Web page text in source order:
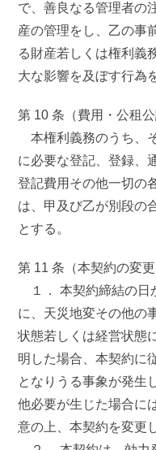
で、善良なる管理者の
産の管理をし、乙の事
る財産若しくは権利義
大な影響を及ぼす行為
第 10 条（費用・公租公
本権利義務のうち、
に必要な登記、登録、
登記費用その他一切の
は、甲及び乙が別段の
とする。
第 11 条（本契約の変
１． 本契約締結の日
に、天災地変その他の
状態若しくは経営状態
明した場合、本契約に
となりうる事象が発生
他必要が生じた場合に
意の上、本契約を変更